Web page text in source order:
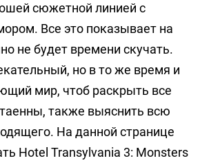
сюжетной линией с
Все это показывает на
не будет времени скучать.
но в то же время и
мир, чтоб раскрыть все
также выяснить всю
На данной странице
Hotel Transylvania 3: Monsters